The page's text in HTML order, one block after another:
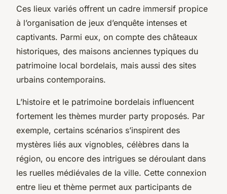
Ces lieux variés offrent un cadre immersif propice
à l’organisation de jeux d’enquête intenses et
captivants. Parmi eux, on compte des châteaux
historiques, des maisons anciennes typiques du
patrimoine local bordelais, mais aussi des sites
urbains contemporains.
L’histoire et le patrimoine bordelais influencent
fortement les thèmes murder party proposés. Par
exemple, certains scénarios s’inspirent des
mystères liés aux vignobles, célèbres dans la
région, ou encore des intrigues se déroulant dans
les ruelles médiévales de la ville. Cette connexion
entre lieu et thème permet aux participants de